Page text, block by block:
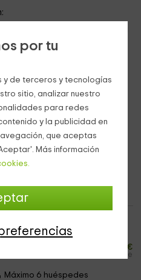
por tu
y de terceros y tecnologías
sitio, analizar nuestro
para redes
y la publicidad en
que aceptas
Más información
tranquilamente mientras
o lúdicos.
€
persona y noche
Máximo 6 huéspedes